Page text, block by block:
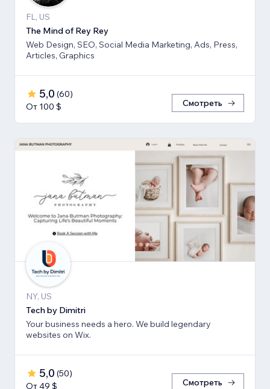
FL, US
The Mind of Rey Rey
Web Design, SEO, Social Media Marketing, Ads, Press,
Articles, Graphics
5,0 (60)
От 100 $
Смотреть
NY, US
Tech by Dimitri
Your business needs a hero. We build legendary
websites on Wix.
5,0 (50)
От 49 $
Смотреть